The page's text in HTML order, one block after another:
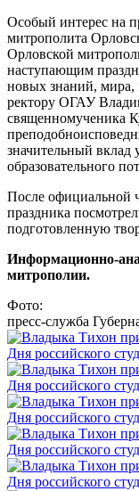
Особый интерес на
митрополита
Орловской
наступающим
новых знаний,
ректору ОГАУ
священномученика
значительный вклад
образовательного
После официальной
праздника
подготовленную
Информационно-
митрополии.
Фото:
пресс-служба